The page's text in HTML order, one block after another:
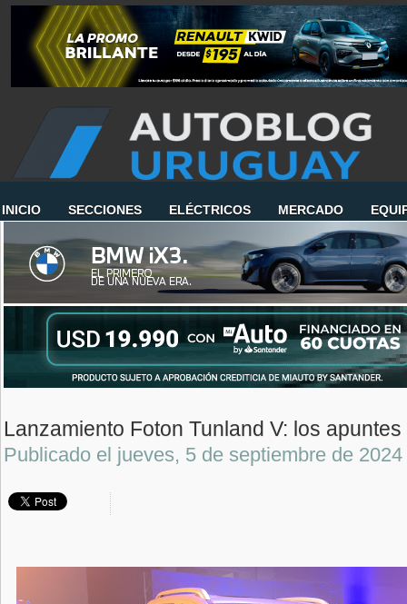
INICIO SECCIONES ELÉCTRICOS MERCADO
Lanzamiento Foton Tunland V: los
Publicado el jueves, 5 de septiembre de 2024